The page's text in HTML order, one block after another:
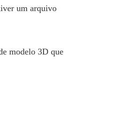
um arquivo
modelo 3D que